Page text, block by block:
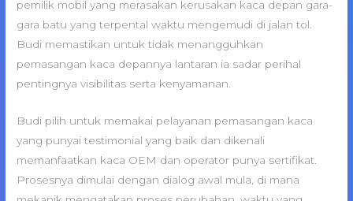
pemilik mobil yang merasakan kerusakan kaca depan gara-
gara batu yang terpental waktu mengemudi di jalan tol.
Budi memastikan untuk tidak menangguhkan
pemasangan kaca depannya lantaran ia sadar perihal
pentingnya visibilitas serta kenyamanan.
Budi pilih untuk memakai pelayanan pemasangan kaca
yang punyai testimonial yang baik dan dikenali
memanfaatkan kaca OEM dan operator punya sertifikat.
Prosesnya dimulai dengan dialog awal mula, di mana